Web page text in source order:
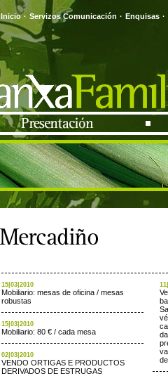
Inicio · Servizos Comunicación · Enquisas ·
15|03|2010
Mobiliario: mesas de oficina / mesas
robustas
15|03|2010
Mobiliario: 80 € / cada mesa
02|03|2010
VENDO ORTIGAS E PRODUCTOS
DERIVADOS DE ESTRUGAS